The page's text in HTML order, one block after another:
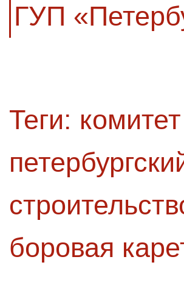
ГУП
Теги:
боровая